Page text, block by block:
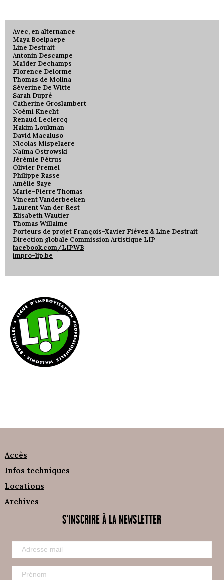
Avec, en alternance
Maya Boelpaepe
Line Destrait
Antonin Descampe
Maïder Dechamps
Florence Delorme
Thomas de Molina
Séverine De Witte
Sarah Dupré
Catherine Groslambert
Noémi Knecht
Renaud Leclercq
Hakim Loukman
David Macaluso
Nicolas Mispelaere
Naïma Ostrowski
Jérémie Pétrus
Olivier Premel
Philippe Rasse
Amélie Saye
Marie-Pierre Thomas
Vincent Vanderbeeken
Laurent Van der Rest
Elisabeth Wautier
Thomas Willaime
Porteurs de projet François-Xavier Fiévez & Line Destrait
Direction globale Commission Artistique LIP
facebook.com/LIPWB
impro-lip.be
Accès
Infos techniques
Locations
Archives
S'INSCRIRE À LA NEWSLETTER